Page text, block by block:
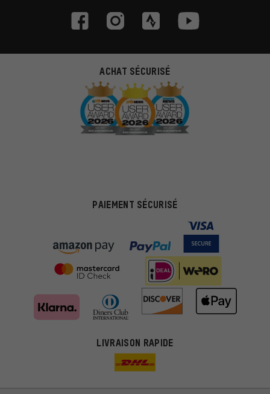
ACHAT SÉCURISÉ
PAIEMENT SÉCURISÉ
LIVRAISON RAPIDE